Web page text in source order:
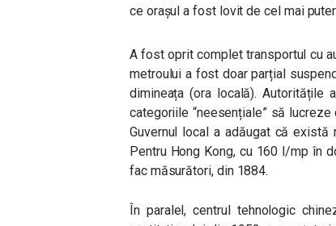
ce orașul a fost lovit de cel mai
A fost oprit complet transportul cu
metroului a fost doar parțial
dimineața (ora locală). Autoritățile
categoriile “neesențiale” să
Guvernul local a adăugat că
Pentru Hong Kong, cu 160 l/mp în
fac măsurători, din 1884.
În paralel, centrul tehnologic